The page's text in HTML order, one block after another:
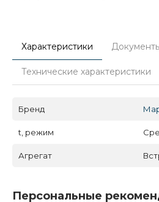
Характеристики
Технические характеристики
Бренд
t, режим
Агрегат
Персональные